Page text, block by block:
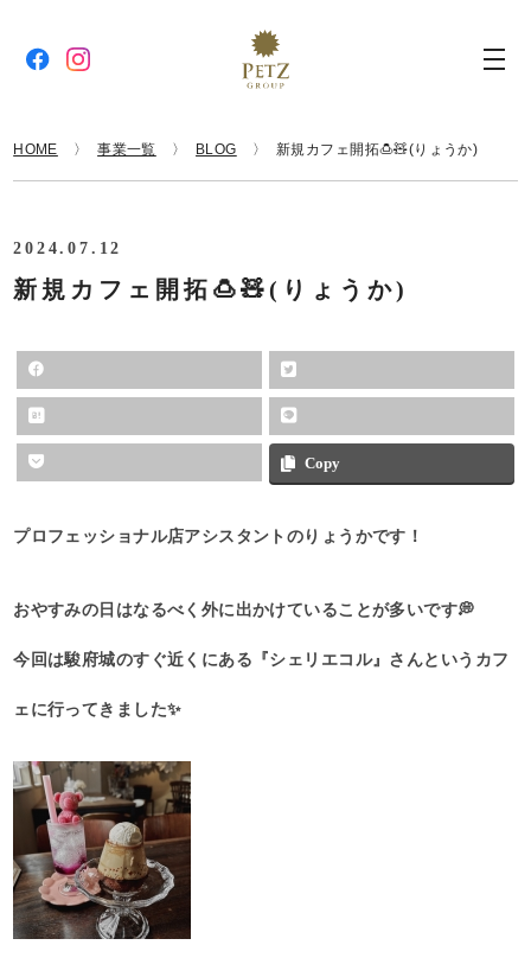
HOME 事業一覧 BLOG 新規カフェ開拓🍮🧸(りょうか)
2024.07.12
新規カフェ開拓🍮🧸(りょうか)
Copy
プロフェッショナル店アシスタントのりょうかです！
おやすみの日はなるべく外に出かけていることが多いです💭
今回は駿府城のすぐ近くにある『シェリエコル』さんというカフ
ェに行ってきました✨